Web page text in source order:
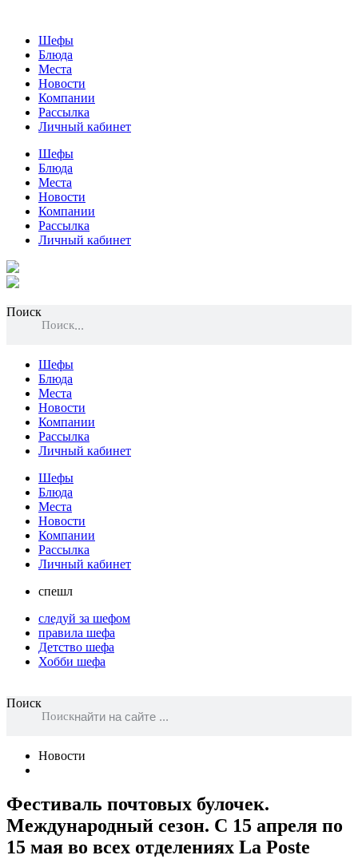
Шефы
Блюда
Места
Новости
Компании
Рассылка
Личный кабинет
Шефы
Блюда
Места
Новости
Компании
Рассылка
Личный кабинет
Поиск
Поиск
Шефы
Блюда
Места
Новости
Компании
Рассылка
Личный кабинет
Шефы
Блюда
Места
Новости
Компании
Рассылка
Личный кабинет
спешл
следуй за шефом
правила шефа
Детство шефа
Хобби шефа
Поиск
Поиск
Новости
Фестиваль почтовых булочек.
Международный сезон. С 15 апреля по
15 мая во всех отделениях La Poste